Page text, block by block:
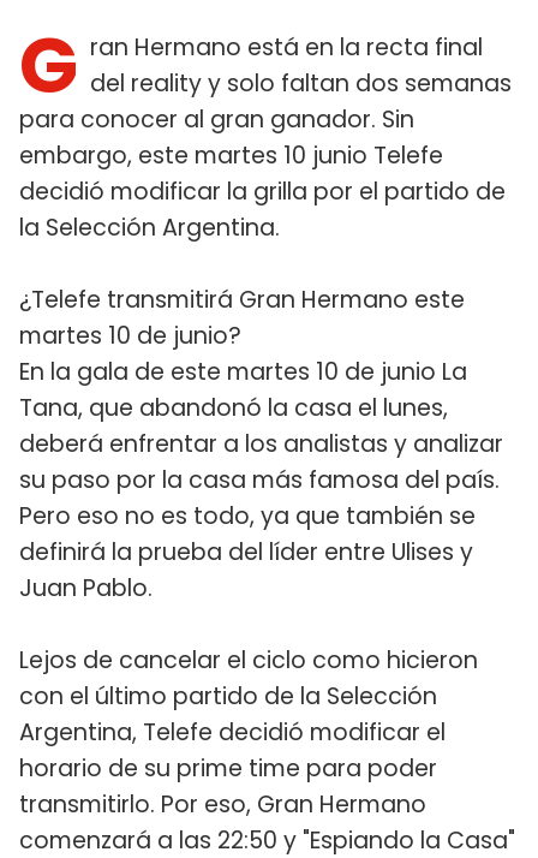
G ran Hermano está en la recta final
del reality y solo faltan dos semanas
para conocer al gran ganador. Sin
embargo, este martes 10 junio Telefe
decidió modificar la grilla por el partido de
la Selección Argentina.
¿Telefe transmitirá Gran Hermano este
martes 10 de junio?
En la gala de este martes 10 de junio La
Tana, que abandonó la casa el lunes,
deberá enfrentar a los analistas y analizar
su paso por la casa más famosa del país.
Pero eso no es todo, ya que también se
definirá la prueba del líder entre Ulises y
Juan Pablo.
Lejos de cancelar el ciclo como hicieron
con el último partido de la Selección
Argentina, Telefe decidió modificar el
horario de su prime time para poder
transmitirlo. Por eso, Gran Hermano
comenzará a las 22:50 y "Espiando la Casa"